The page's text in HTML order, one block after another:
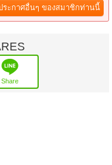
ระกาศอื่นๆ ของสมาชิกท่านนี้
Share